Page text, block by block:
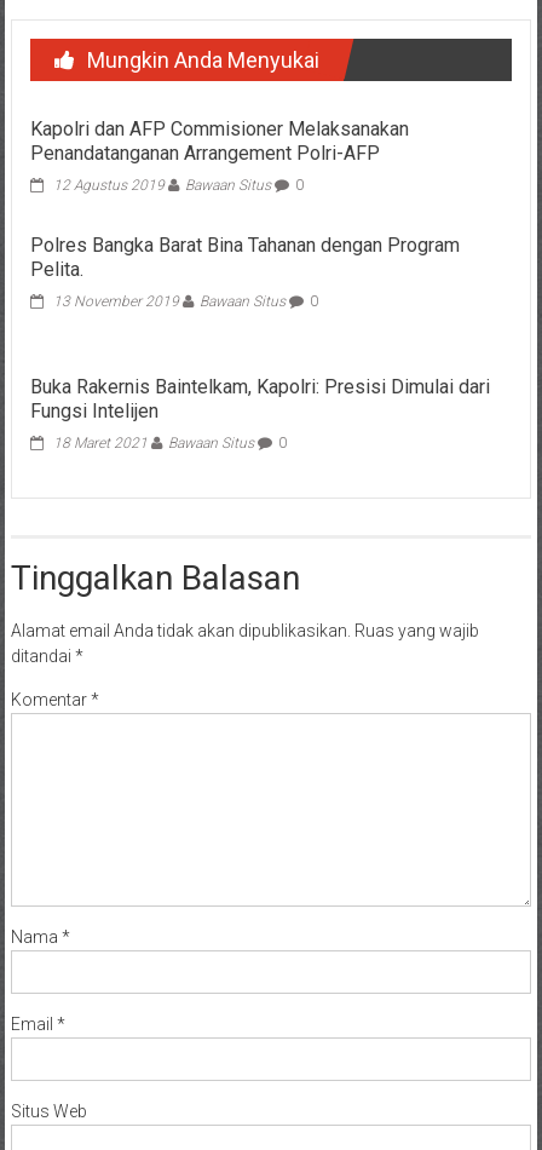
Mungkin Anda Menyukai
Kapolri dan AFP Commisioner Melaksanakan
Penandatanganan Arrangement Polri-AFP
12 Agustus 2019 Bawaan Situs 0
Polres Bangka Barat Bina Tahanan dengan Program
Pelita.
13 November 2019 Bawaan Situs 0
Buka Rakernis Baintelkam, Kapolri: Presisi Dimulai dari
Fungsi Intelijen
18 Maret 2021 Bawaan Situs 0
Tinggalkan Balasan
Alamat email Anda tidak akan dipublikasikan. Ruas yang wajib
ditandai *
Komentar*
Nama *
Email *
Situs Web